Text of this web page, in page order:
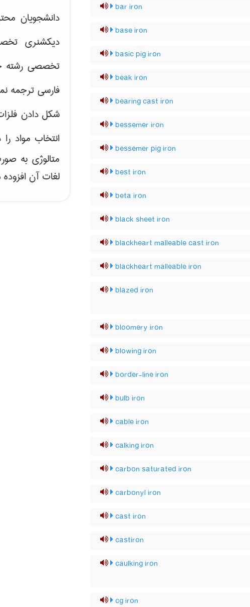
bar iron
base iron
basic pig iron
beak iron
bearing cast iron
bessemer iron
bessemer pig iron
best iron
beta iron
black sheet iron
blackheart malleable cast iron
blackheart malleable iron
blazed iron
bloomery iron
blowing iron
border-line iron
bulb iron
cable iron
calking iron
carbon saturated iron
carbonyl iron
cast iron
castiron
caulking iron
cg iron
دانشجویان
دیکشنری
تخصصی رشته
فارسی ترجمه
شکل دادن
انتخاب مواد
متالوژی به
لغات آن